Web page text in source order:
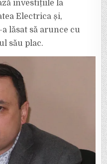
investițiile la
Electrica și,
lăsat să arunce cu
său plac.